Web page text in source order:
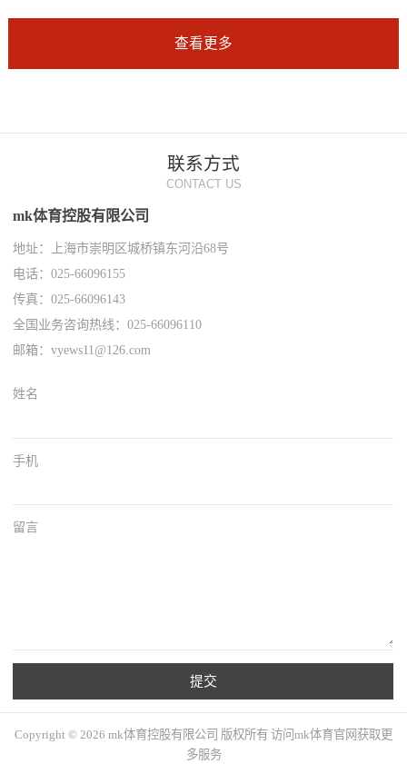
查看更多
联系方式
CONTACT US
mk体育控股有限公司
地址：上海市崇明区城桥镇东河沿68号
电话：025-66096155
传真：025-66096143
全国业务咨询热线：025-66096110
邮箱：vyews11@126.com
姓名
手机
留言
提交
Copyright © 2026 mk体育控股有限公司 版权所有 访问mk体育官网获取更
多服务